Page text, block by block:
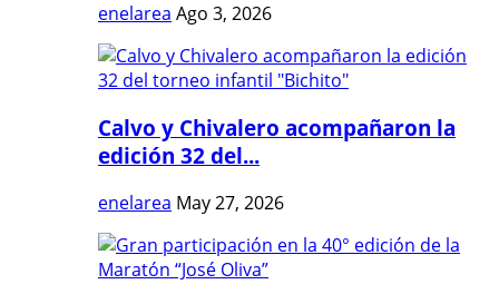
enelarea Ago 3, 2026
Calvo y Chivalero acompañaron la
edición 32 del...
enelarea May 27, 2026